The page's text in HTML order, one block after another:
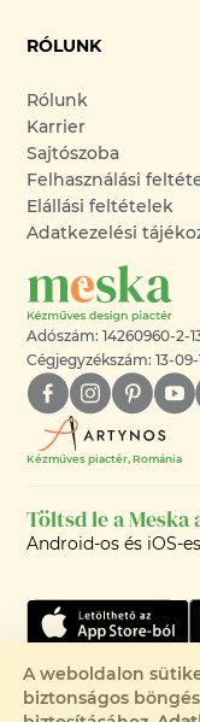
RÓLUNK
Rólunk
Karrier
Sajtószoba
Felhasználási
Elállási feltételek
Adatkezelési
Adószám: 14260960-2-
Cégjegyzékszám: 13-
Kézműves piactér, Románia
Töltsd le a Meska
Android-os és iOS-
©2008-2026 -
A weboldalon
biztonságos